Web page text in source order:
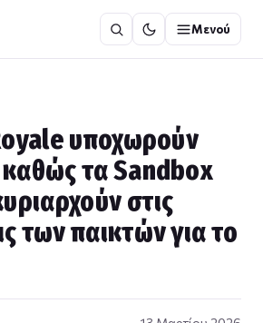
Μενού
υποχωρούν
τα Sandbox
στις
των παικτών για το